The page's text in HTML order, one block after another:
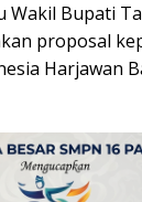
Wakil Bupati
proposal
Harjawan